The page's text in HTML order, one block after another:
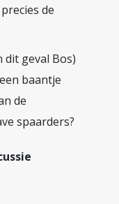
de
dit geval Bos)
baantje
de
spaarders?